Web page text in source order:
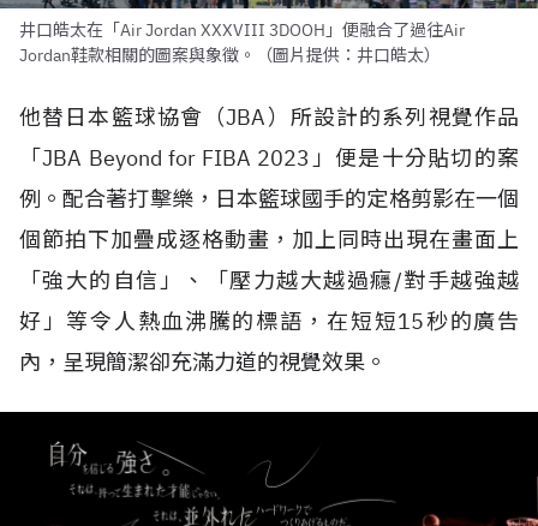
井口皓太在「Air Jordan XXXVIII 3DOOH」便融合了過往Air
Jordan鞋款相關的圖案與象徵。（圖片提供：井口皓太）
他替日本籃球協會（JBA）所設計的系列視覺作品
「JBA Beyond for FIBA 2023 」便是十分貼切的案
例。配合著打擊樂，日本籃球國手的定格剪影在一個
個節拍下加疊成逐格動畫，加上同時出現在畫面上
「強大的自信」、「壓力越大越過癮/對手越強越
好」等令人熱血沸騰的標語，在短短15秒的廣告
內，呈現簡潔卻充滿力道的視覺效果。